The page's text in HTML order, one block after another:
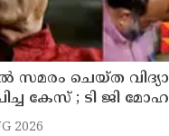
സമരം ചെയ്ത
കേസ് ; ടി ജി
2026